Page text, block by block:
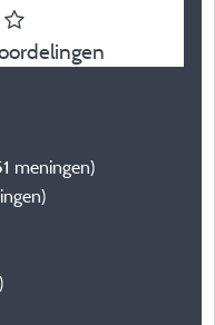
meningen)